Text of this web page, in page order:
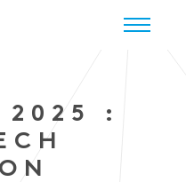
2025 :